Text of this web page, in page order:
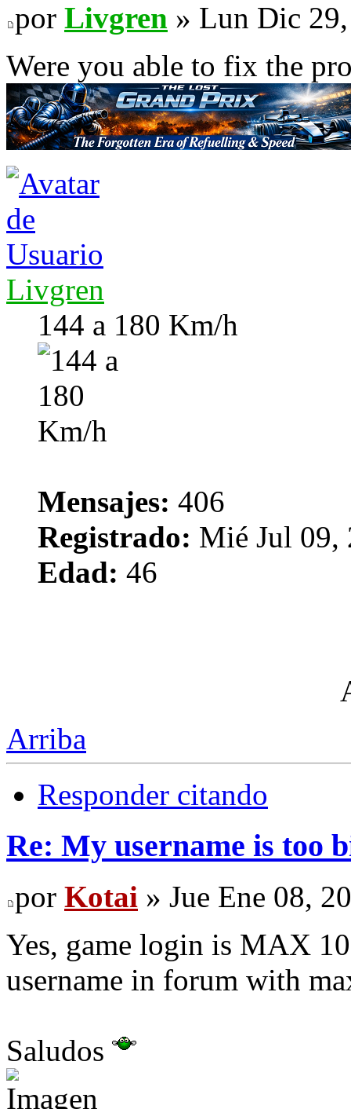
por Livgren » Lun Dic
Were you able to fix the
Livgren
144 a 180 Km/h
Mensajes: 406
Registrado: Mié Jul 09,
Edad: 46
Arriba
Responder citando
Re: My username is too
por Kotai » Jue Ene 08,
Yes, game login is MAX
username in forum with
Saludos